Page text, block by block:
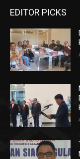
EDITOR PICKS